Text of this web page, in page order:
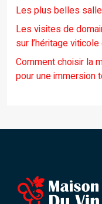
Les plus belles
Les visites de
sur l’héritage
Comment choisir la
pour une immersion